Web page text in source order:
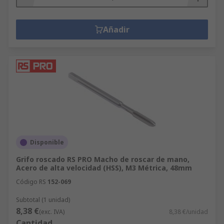
Añadir
Disponible
Grifo roscado RS PRO Macho de roscar de mano,
Acero de alta velocidad (HSS), M3 Métrica, 48mm
Código RS 152-069
Subtotal (1 unidad)
8,38 €(exc. IVA) 8,38 €/unidad